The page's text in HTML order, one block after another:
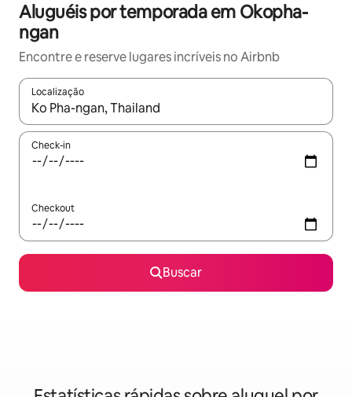
Aluguéis por temporada em Okopha-
ngan
Encontre e reserve lugares incríveis no Airbnb
Localização
Quando os resultados estiverem disponíveis, explore-os
Check-in
Checkout
Buscar